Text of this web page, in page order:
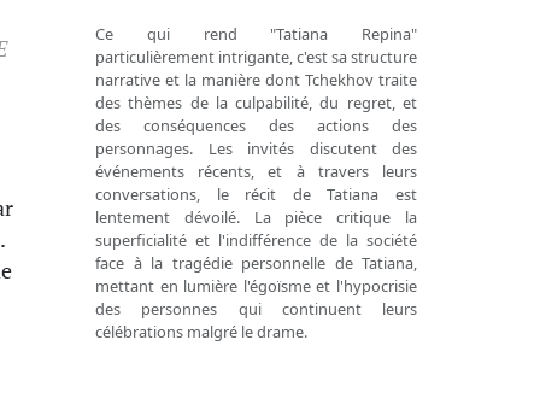
Ce qui rend "Tatiana Repina"
particulièrement intrigante, c'est sa structure
narrative et la manière dont Tchekhov traite
des thèmes de la culpabilité, du regret, et
des conséquences des actions des
personnages. Les invités discutent des
événements récents, et à travers leurs
conversations, le récit de Tatiana est
lentement dévoilé. La pièce critique la
superficialité et l'indifférence de la société
face à la tragédie personnelle de Tatiana,
mettant en lumière l'égoïsme et l'hypocrisie
des personnes qui continuent leurs
célébrations malgré le drame.